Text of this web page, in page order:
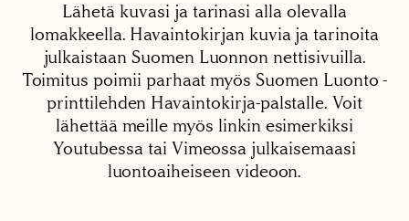
Lähetä kuvasi ja tarinasi alla olevalla
lomakkeella. Havaintokirjan kuvia ja tarinoita
julkaistaan Suomen Luonnon nettisivuilla.
Toimitus poimii parhaat myös Suomen Luonto -
printtilehden Havaintokirja-palstalle. Voit
lähettää meille myös linkin esimerkiksi
Youtubessa tai Vimeossa julkaisemaasi
luontoaiheiseen videoon.